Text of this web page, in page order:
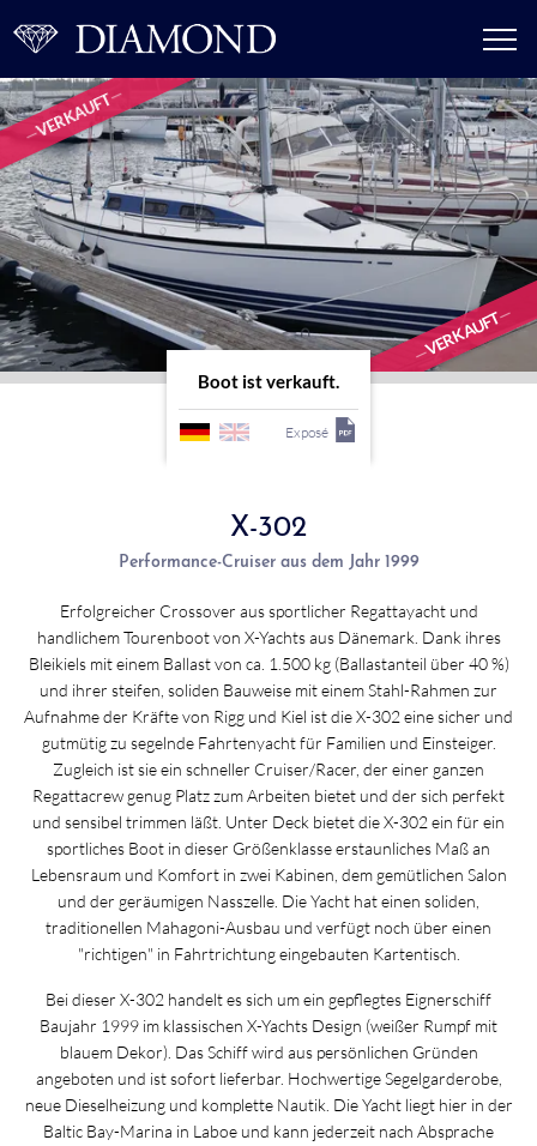
VERKAUFT
VERKAUFT
Boot ist verkauft.
Exposé
X-302
Performance-Cruiser aus dem Jahr 1999
Erfolgreicher Crossover aus sportlicher Regattayacht und
handlichem Tourenboot von X-Yachts aus Dänemark. Dank ihres
Bleikiels mit einem Ballast von ca. 1.500 kg (Ballastanteil über 40 %)
und ihrer steifen, soliden Bauweise mit einem Stahl-Rahmen zur
Aufnahme der Kräfte von Rigg und Kiel ist die X-302 eine sicher und
gutmütig zu segelnde Fahrtenyacht für Familien und Einsteiger.
Zugleich ist sie ein schneller Cruiser/Racer, der einer ganzen
Regattacrew genug Platz zum Arbeiten bietet und der sich perfekt
und sensibel trimmen läßt. Unter Deck bietet die X-302 ein für ein
sportliches Boot in dieser Größenklasse erstaunliches Maß an
Lebensraum und Komfort in zwei Kabinen, dem gemütlichen Salon
und der geräumigen Nasszelle. Die Yacht hat einen soliden,
traditionellen Mahagoni-Ausbau und verfügt noch über einen
"richtigen" in Fahrtrichtung eingebauten Kartentisch.
Bei dieser X-302 handelt es sich um ein gepflegtes Eignerschiff
Baujahr 1999 im klassischen X-Yachts Design (weißer Rumpf mit
blauem Dekor). Das Schiff wird aus persönlichen Gründen
angeboten und ist sofort lieferbar. Hochwertige Segelgarderobe,
neue Dieselheizung und komplette Nautik. Die Yacht liegt hier in der
Baltic Bay-Marina in Laboe und kann jederzeit nach Absprache